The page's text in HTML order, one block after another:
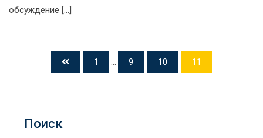
обсуждение […]
1 ... 9 10 11
Поиск